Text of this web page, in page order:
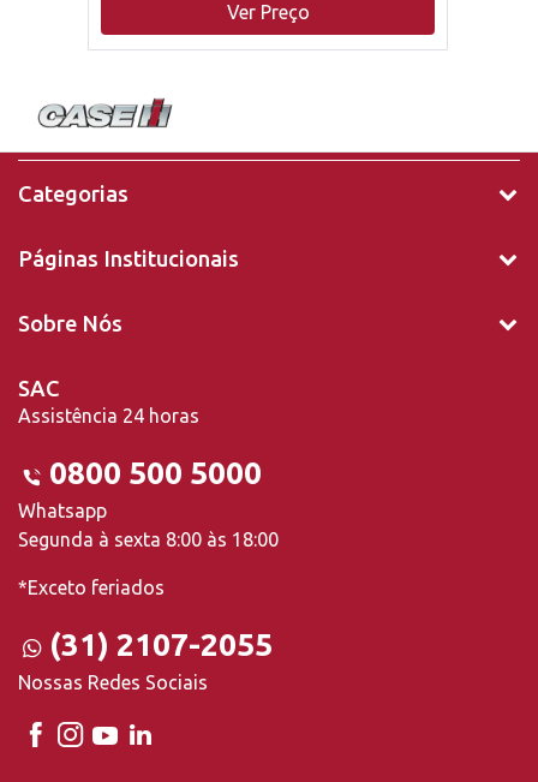
Ver Preço
Categorias
Páginas Institucionais
Sobre Nós
SAC
Assistência 24 horas
0800 500 5000
Whatsapp
Segunda à sexta 8:00 às 18:00
*Exceto feriados
(31) 2107-2055
Nossas Redes Sociais